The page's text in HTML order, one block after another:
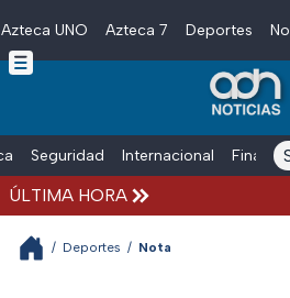
Skip to main content
Azteca UNO Azteca 7 Deportes
Seguridad Internacional
ÚLTIMA HORA
/ Deportes / Nota